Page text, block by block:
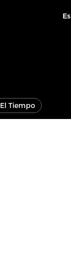
Es
El Tiempo